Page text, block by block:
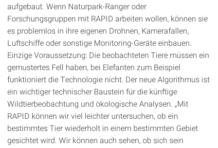
aufgebaut. Wenn Naturpark-Ranger oder
Forschungsgruppen mit RAPID arbeiten wollen, können sie
es problemlos in ihre eigenen Drohnen, Kamerafallen,
Luftschiffe oder sonstige Monitoring-Geräte einbauen.
Einzige Voraussetzung: Die beobachteten Tiere müssen ein
gemustertes Fell haben, bei Elefanten zum Beispiel
funktioniert die Technologie nicht. Der neue Algorithmus ist
ein wichtiger technischer Baustein für die künftige
Wildtierbeobachtung und ökologische Analysen. „Mit
RAPID können wir viel leichter untersuchen, ob ein
bestimmtes Tier wiederholt in einem bestimmten Gebiet
gesichtet wird. Wir können auch sehen, ob sich sein